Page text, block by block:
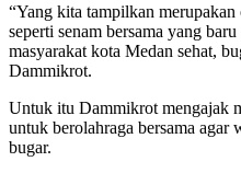
“Yang kita tampilkan
seperti senam bersama yang
masyarakat kota Medan sehat,
Dammikrot.
Untuk itu Dammikrot mengajak
untuk berolahraga bersama agar
bugar.